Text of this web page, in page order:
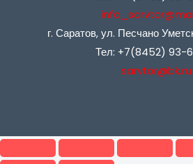
г. Саратов, ул. Песчано
Тел: +7(8452) 93-
sarvtor@bk.ru